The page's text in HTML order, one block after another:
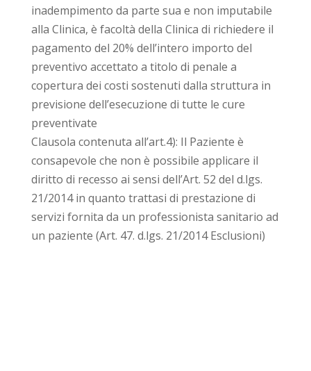
inadempimento da parte sua e non imputabile
alla Clinica, è facoltà della Clinica di richiedere il
pagamento del 20% dell’intero importo del
preventivo accettato a titolo di penale a
copertura dei costi sostenuti dalla struttura in
previsione dell’esecuzione di tutte le cure
preventivate
Clausola contenuta all’art.4): Il Paziente è
consapevole che non è possibile applicare il
diritto di recesso ai sensi dell’Art. 52 del d.lgs.
21/2014 in quanto trattasi di prestazione di
servizi fornita da un professionista sanitario ad
un paziente (Art. 47. d.lgs. 21/2014 Esclusioni)